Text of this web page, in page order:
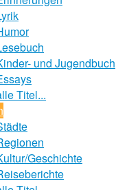
und Jugendbuch
Titel...
Geschichte